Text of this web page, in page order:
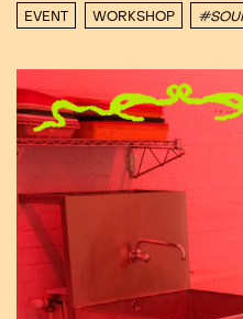
EVENT WORKSHOP